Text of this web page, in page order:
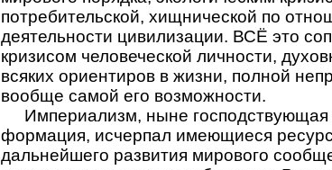
потребительской, хищнической по
деятельности цивилизации. ВСЁ это
кризисом человеческой личности,
всяких ориентиров в жизни, полной
вообще самой его возможности.
Империализм, ныне
формация, исчерпал имеющиеся
дальнейшего развития мирового